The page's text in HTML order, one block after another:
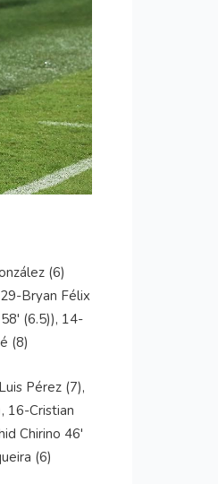
(6)
Bryan Félix
(6.5)), 14-
(8)
Pérez (7),
16-Cristian
Chirino 46'
(6)